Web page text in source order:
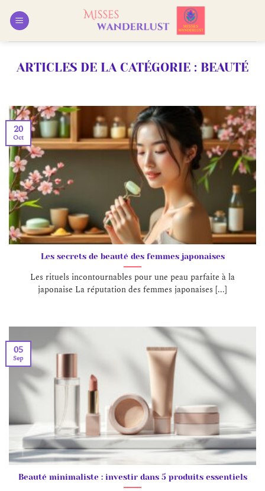
BEAUTÉ
Les secrets de beauté des femmes japonaises
Les rituels incontournables pour une peau parfaite à la
japonaise La réputation des femmes japonaises [...]
20
Oct
Beauté minimaliste : investir dans 5 produits essentiels
05
Sep